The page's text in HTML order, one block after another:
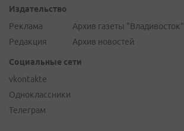
Издательство
Реклама
Редакция
Архив газеты "Владивосток"
Архив новостей
Социальные сети
vkontakte
Одноклассники
Телеграм